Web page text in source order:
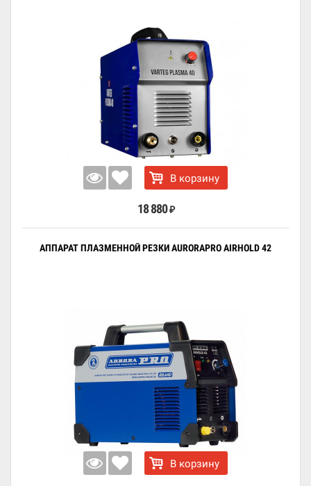
В корзину
18 880 ₽
АППАРАТ ПЛАЗМЕННОЙ РЕЗКИ AURORAPRO AIRHOLD 42
В корзину